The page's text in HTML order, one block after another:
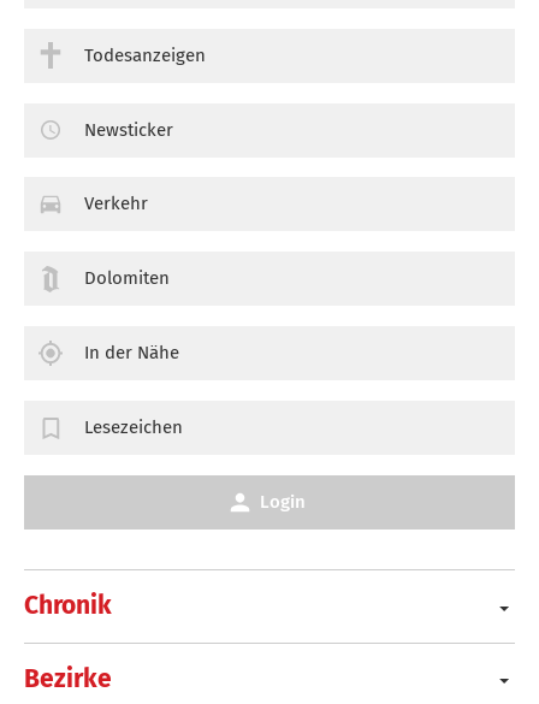
Chronik
Bezirke
Todesanzeigen
Newsticker
Verkehr
Dolomiten
In der Nähe
Lesezeichen
Login